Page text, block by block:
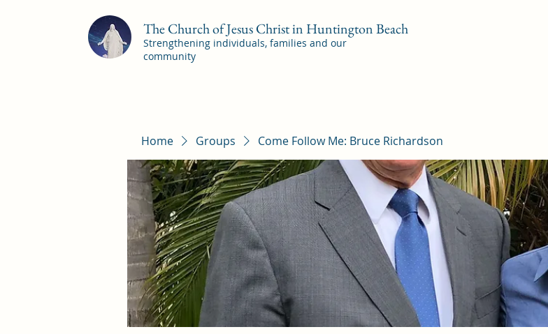
The Church of Jesus Christ in Huntington Beach
Strengthening individuals, families and our
community
Home Groups Come Follow Me: Bruce Richardson